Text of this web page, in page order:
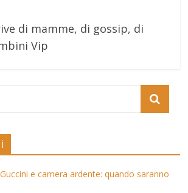
di mamme, di gossip, di
Vip
e camera ardente: quando saranno